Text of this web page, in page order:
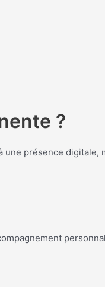
?
présence digitale,